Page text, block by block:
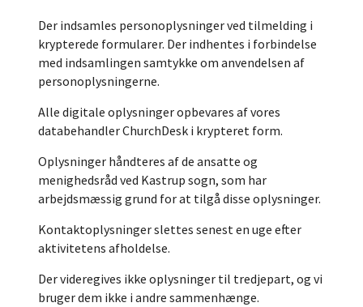
Der indsamles personoplysninger ved tilmelding i
krypterede formularer. Der indhentes i forbindelse
med indsamlingen samtykke om anvendelsen af
personoplysningerne.
Alle digitale oplysninger opbevares af vores
databehandler ChurchDesk i krypteret form.
Oplysninger håndteres af de ansatte og
menighedsråd ved Kastrup sogn, som har
arbejdsmæssig grund for at tilgå disse oplysninger.
Kontaktoplysninger slettes senest en uge efter
aktivitetens afholdelse.
Der videregives ikke oplysninger til tredjepart, og vi
bruger dem ikke i andre sammenhænge.